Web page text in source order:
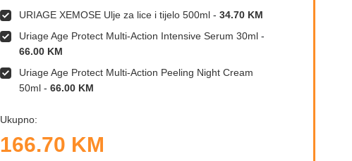
URIAGE XEMOSE Ulje za lice i tijelo 500ml -34.70 KM
Uriage Age Protect Multi-Action Intensive Serum 30ml -
66.00 KM
Uriage Age Protect Multi-Action Peeling Night Cream
50ml -66.00 KM
Ukupno:
166.70 KM